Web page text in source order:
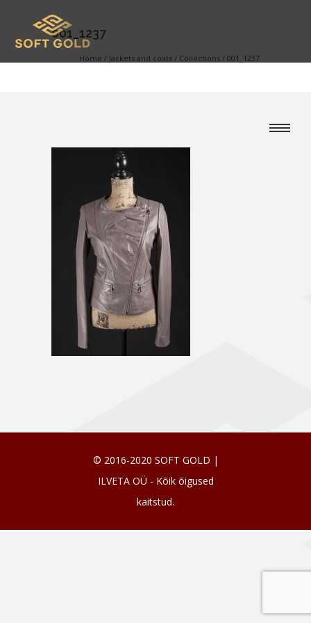
001_1237
Home / Jackets and coats / Collections / 001_1237
© 2016-2020 SOFT GOLD |
ILVETA OÜ - Kõik õigused
kaitstud.